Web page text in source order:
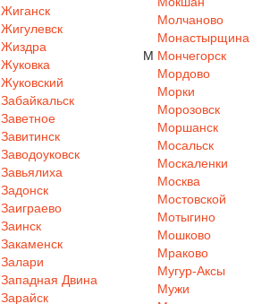
Жиганск
Жигулевск
Жиздра
Жуковка
Жуковский
Забайкальск
Заветное
Завитинск
Заводоуковск
Завьялиха
Задонск
Заиграево
Заинск
Закаменск
Залари
Западная Двина
Зарайск
М
Молчаново
Монастырщина
Мончегорск
Мордово
Морки
Морозовск
Моршанск
Мосальск
Москаленки
Москва
Мостовской
Мотыгино
Мошково
Мраково
Мугур-Аксы
Мужи